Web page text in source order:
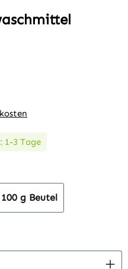
1-3 Tage
100 g Beutel
gewünschten